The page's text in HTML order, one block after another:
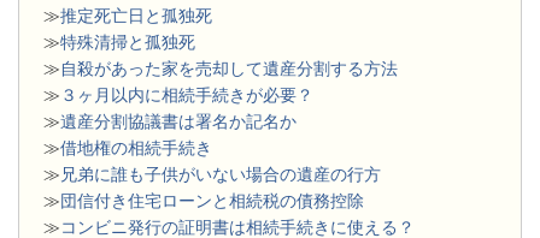
≫推定死亡日と孤独死
≫特殊清掃と孤独死
≫自殺があった家を売却して遺産分割する方法
≫ ３ヶ月以内に相続手続きが必要？
≫遺産分割協議書は署名か記名か
≫借地権の相続手続き
≫ 兄弟に誰も子供がいない場合の遺産の行方
≫団信付き住宅ローンと相続税の債務控除
≫コンビニ発行の証明書は相続手続きに使える？